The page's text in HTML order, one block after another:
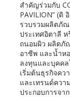
สำคัญร่วมกับ
PAVILION” (ดิ
รวบรวมผลิตภั
ประเทศอิตาลี
ถนอมผิว ผลิต
อาชีพ และน้ำห
ลงทุนและบุคคล
เริ่มต้นธุรกิจค
และเทรนด์ควา
ประกอบการจา